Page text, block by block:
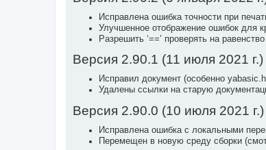
Исправлена ошибка точности при
Улучшенное отображение ошибок для
Разрешить ‘==’ проверять на
Версия 2.90.1 (11 июля 2021 г.)
Исправил документ (особенно
Удалены ссылки на старую
Версия 2.90.0 (10 июля 2021 г.)
Исправлена ошибка с локальными
Перемещен в новую среду сборки